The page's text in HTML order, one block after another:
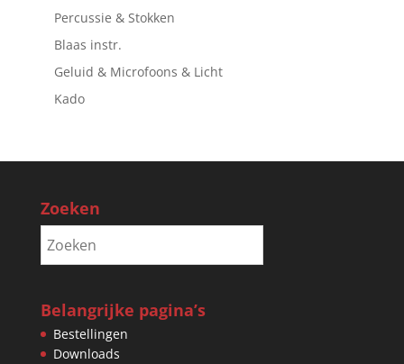
Percussie & Stokken
Blaas instr.
Geluid & Microfoons & Licht
Kado
Zoeken
Belangrijke pagina’s
Bestellingen
Downloads